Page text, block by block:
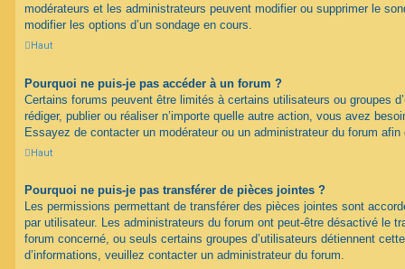
modérateurs et les administrateurs peuvent modifier ou supprimer le
modifier les options d’un sondage en cours.
Haut
Pourquoi ne puis-je pas accéder à un forum ?
Certains forums peuvent être limités à certains utilisateurs ou groupes
rédiger, publier ou réaliser n’importe quelle autre action, vous avez
Essayez de contacter un modérateur ou un administrateur du forum
Haut
Pourquoi ne puis-je pas transférer de pièces jointes ?
Les permissions permettant de transférer des pièces jointes sont
par utilisateur. Les administrateurs du forum ont peut-être désactivé le
forum concerné, ou seuls certains groupes d’utilisateurs détiennent
d’informations, veuillez contacter un administrateur du forum.